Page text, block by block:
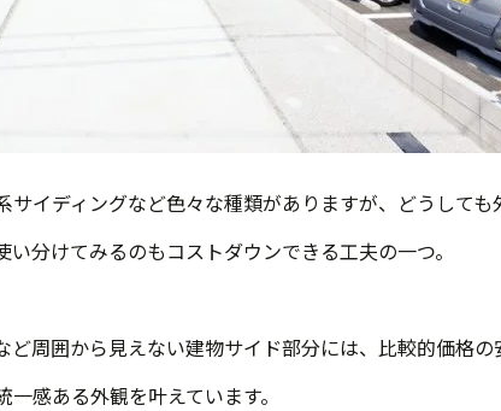
イディングなど色々な種類がありますが、どうして
分けてみるのもコストダウンできる工夫の一つ。
周囲から見えない建物サイド部分には、比較的価格
感ある外観を叶えています。